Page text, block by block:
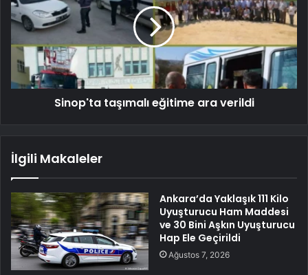
Sinop'ta taşımalı eğitime ara verildi
İlgili Makaleler
Ankara’da Yaklaşık 111 Kilo
Uyuşturucu Ham Maddesi
ve 30 Bini Aşkın Uyuşturucu
Hap Ele Geçirildi
Ağustos 7, 2026